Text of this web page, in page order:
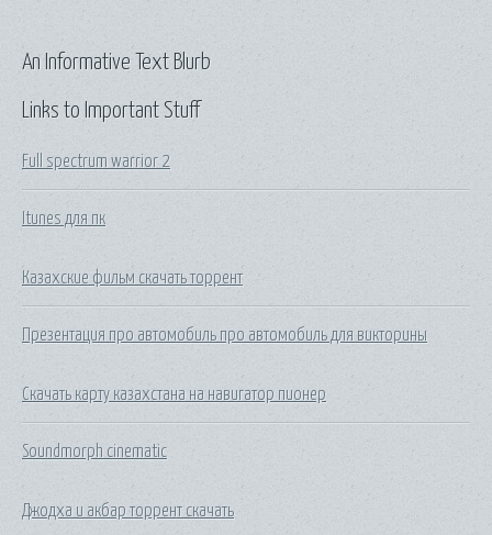
Links to Important Stuff
Full spectrum warrior 2
Itunes для пк
Казахские фильм скачать торрент
Презентация про автомобиль про автомобиль для викторины
Скачать карту казахстана на навигатор пионер
Soundmorph cinematic
Джодха и акбар торрент скачать
An Informative Text Blurb